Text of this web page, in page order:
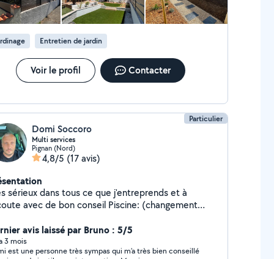
du client et à lui apporter toutes les réponses
En résumé, je recommande sans aucune réserve
aménagements.
Entretien de jardin
Voir le profil Contacter
Particulier
Domi Soccoro
Multi services
Pignan (Nord)
4,8/5 (17 avis)
sérieux dans tous ce que j'entreprends et à
avec de bon conseil Piscine: (changement
nettoyage complet vidange et
karcher Carrelage: (pose travertin extérieur
Bricolage: (petite
avis laissé par Bruno : 5/5
3 mois
est une personne très sympas qui m’a très bien conseillé